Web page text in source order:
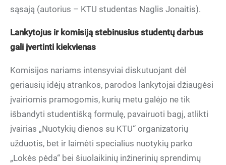
sąsają (autorius – KTU studentas Naglis Jonaitis).
gali įvertinti kiekvienas
geriausių idėjų atrankos, parodos lankytojai džiaugėsi
įvairiomis pramogomis, kurių metu galėjo ne tik
išbandyti studentišką formulę, pavairuoti bagį, atlikti
įvairias „Nuotykių dienos su KTU“ organizatorių
užduotis, bet ir laimėti specialius nuotykių parko
„Lokės pėda“ bei šiuolaikinių inžinerinių sprendimų